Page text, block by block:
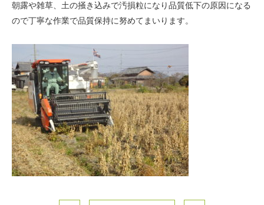
朝露や雑草、土の掻き込みで汚損粒になり品質低下の原因になる
ので丁寧な作業で品質保持に努めてまいります。